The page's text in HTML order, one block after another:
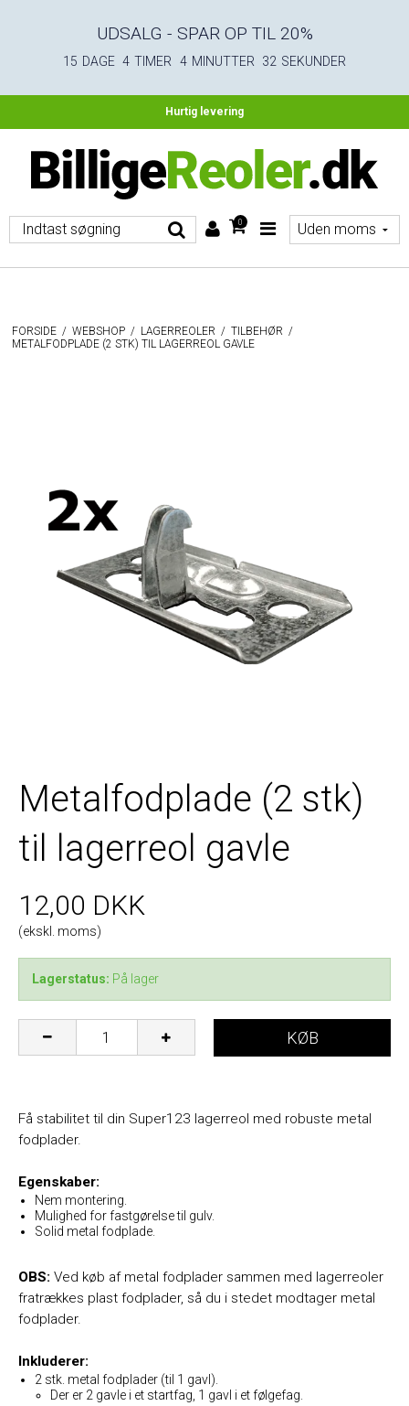
UDSALG - SPAR OP TIL 20%
15 DAGE 4 TIMER 4 MINUTTER 32 SEKUNDER
Fri fragt ved køb over 4.500 DKK ekskl. moms
Hurtig levering
0
FORSIDE / WEBSHOP / LAGERREOLER / TILBEHØR /
METALFODPLADE (2 STK) TIL LAGERREOL GAVLE
Metalfodplade (2 stk)
til lagerreol gavle
12,00 DKK
(ekskl. moms)
Lagerstatus: På lager
KØB
Få stabilitet til din Super123 lagerreol med robuste metal
fodplader.
Egenskaber:
Nem montering.
Mulighed for fastgørelse til gulv.
Solid metal fodplade.
OBS: Ved køb af metal fodplader sammen med lagerreoler
fratrækkes plast fodplader, så du i stedet modtager metal
fodplader.
Inkluderer:
2 stk. metal fodplader (til 1 gavl).
Der er 2 gavle i et startfag, 1 gavl i et følgefag.